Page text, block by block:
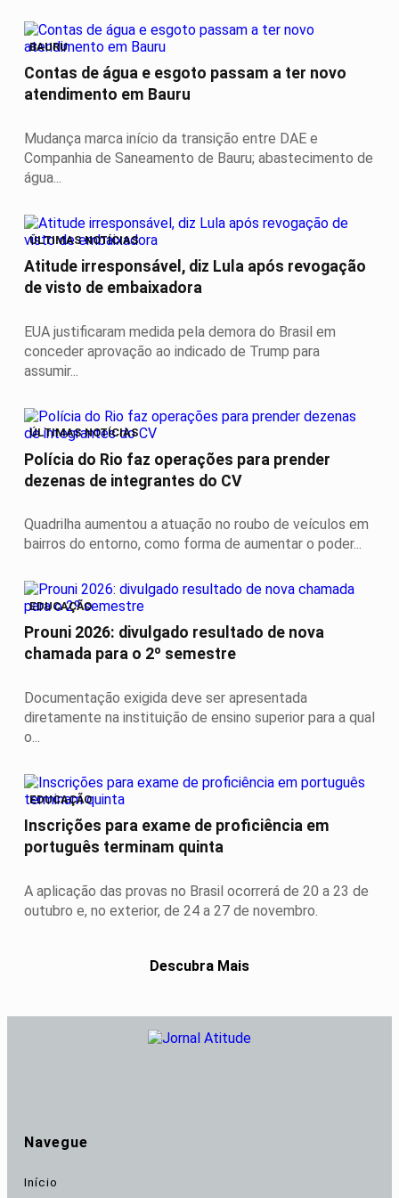
BAURU
Contas de água e esgoto passam a ter novo
atendimento em Bauru
Mudança marca início da transição entre DAE e
Companhia de Saneamento de Bauru; abastecimento de
água...
ÚLTIMAS NOTÍCIAS
Atitude irresponsável, diz Lula após revogação
de visto de embaixadora
EUA justificaram medida pela demora do Brasil em
conceder aprovação ao indicado de Trump para
assumir...
ÚLTIMAS NOTÍCIAS
Polícia do Rio faz operações para prender
dezenas de integrantes do CV
Quadrilha aumentou a atuação no roubo de veículos em
bairros do entorno, como forma de aumentar o poder...
EDUCAÇÃO
Prouni 2026: divulgado resultado de nova
chamada para o 2º semestre
Documentação exigida deve ser apresentada
diretamente na instituição de ensino superior para a qual
o...
EDUCAÇÃO
Inscrições para exame de proficiência em
português terminam quinta
A aplicação das provas no Brasil ocorrerá de 20 a 23 de
outubro e, no exterior, de 24 a 27 de novembro.
Descubra Mais
Navegue
Início